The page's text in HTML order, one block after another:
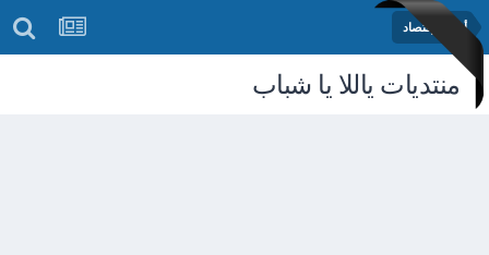
أخبار الإقتصاد
منتديات ياللا يا شباب